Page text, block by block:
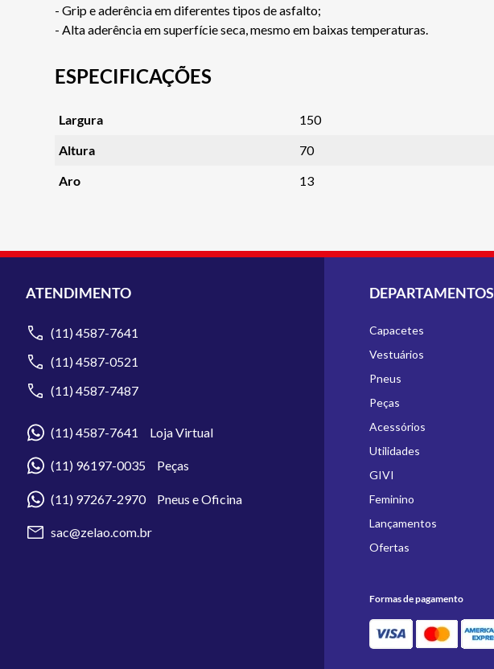
- Grip e aderência em diferentes tipos de asfalto;
- Alta aderência em superfície seca, mesmo em baixas temperaturas.
ESPECIFICAÇÕES
Largura 150
Altura 70
Aro 13
ATENDIMENTO
(11) 4587-7641
(11) 4587-0521
(11) 4587-7487
(11) 4587-7641 Loja Virtual
(11) 96197-0035 Peças
(11) 97267-2970 Pneus e Oficina
sac@zelao.com.br
DEPARTAMENTOS
Capacetes
Vestuários
Pneus
Peças
Acessórios
Utilidades
GIVI
Feminino
Lançamentos
Ofertas
Formas de pagamento